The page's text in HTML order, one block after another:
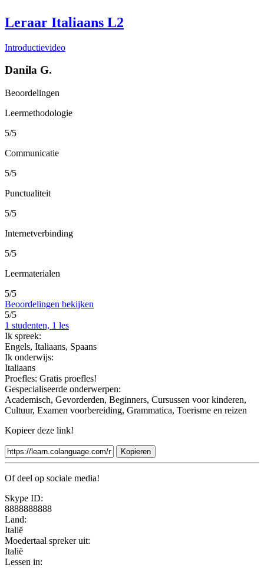
Leraar Italiaans L2
Introductievideo
Danila G.
Beoordelingen
Leermethodologie
5/5
Communicatie
5/5
Punctualiteit
5/5
Internetverbinding
5/5
Leermaterialen
5/5
Beoordelingen bekijken
5/5
1 studenten, 1 les
Ik spreek:
Engels, Italiaans, Spaans
Ik onderwijs:
Italiaans
Proefles: Gratis proefles!
Gespecialiseerde onderwerpen:
Academisch, Gevorderden, Beginners, Cursussen voor kinderen,
Cultuur, Examen voorbereiding, Grammatica, Toerisme en reizen
Kopieer deze link!
Kopieren
Of deel op sociale media!
Skype ID:
8888888888
Land:
Italië
Moedertaal spreker uit:
Italië
Lessen in: